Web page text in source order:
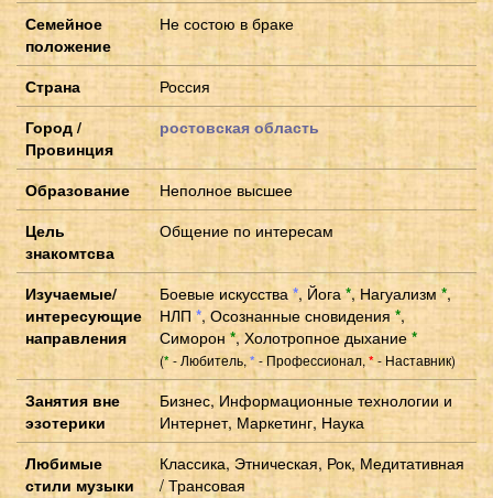
Семейное
положение
Не состою в браке
Страна
Россия
Город /
Провинция
ростовская область
Образование
Неполное высшее
Цель
знакомтсва
Общение по интересам
Изучаемые/
интересующие
направления
Боевые искусства *, Йога*, Нагуализм*,
НЛП *, Осознанные сновидения*,
Симорон *, Холотропное дыхание *
(*- Любитель,* - Профессионал, *- Наставник)
Занятия вне
эзотерики
Бизнес, Информационные технологии и
Интернет, Маркетинг, Наука
Любимые
стили музыки
Классика, Этническая, Рок, Медитативная
/ Трансовая